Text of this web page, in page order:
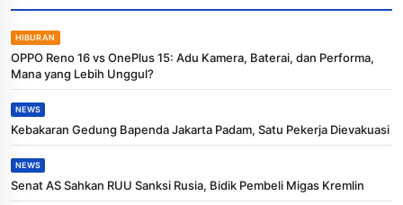
HIBURAN
OPPO Reno 16 vs OnePlus 15: Adu Kamera, Baterai, dan Performa,
Mana yang Lebih Unggul?
NEWS
Kebakaran Gedung Bapenda Jakarta Padam, Satu Pekerja Dievakuasi
NEWS
Senat AS Sahkan RUU Sanksi Rusia, Bidik Pembeli Migas Kremlin